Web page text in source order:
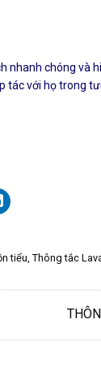
chóng và
tác với họ trong
tiểu, Thông tắc